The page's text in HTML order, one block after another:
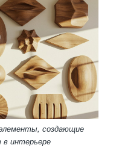
создающие
интерьере